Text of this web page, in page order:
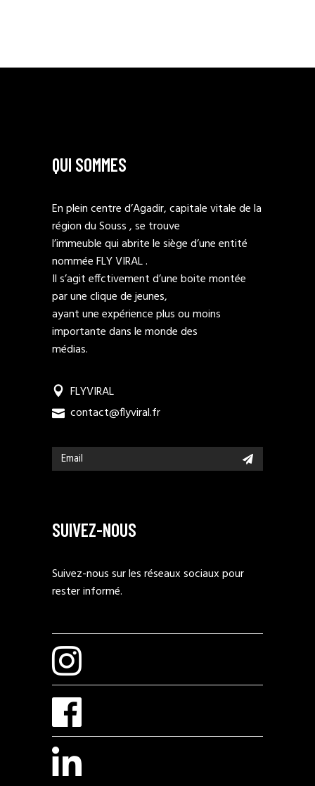
QUI SOMMES
En plein centre d’Agadir, capitale vitale de la
région du Souss , se trouve
l’immeuble qui abrite le siège d’une entité
nommée FLY VIRAL .
Il s’agit effctivement d’une boite montée
par une clique de jeunes,
ayant une expérience plus ou moins
importante dans le monde des
médias.
FLYVIRAL
contact@flyviral.fr
SUIVEZ-NOUS
Suivez-nous sur les réseaux sociaux pour
rester informé.